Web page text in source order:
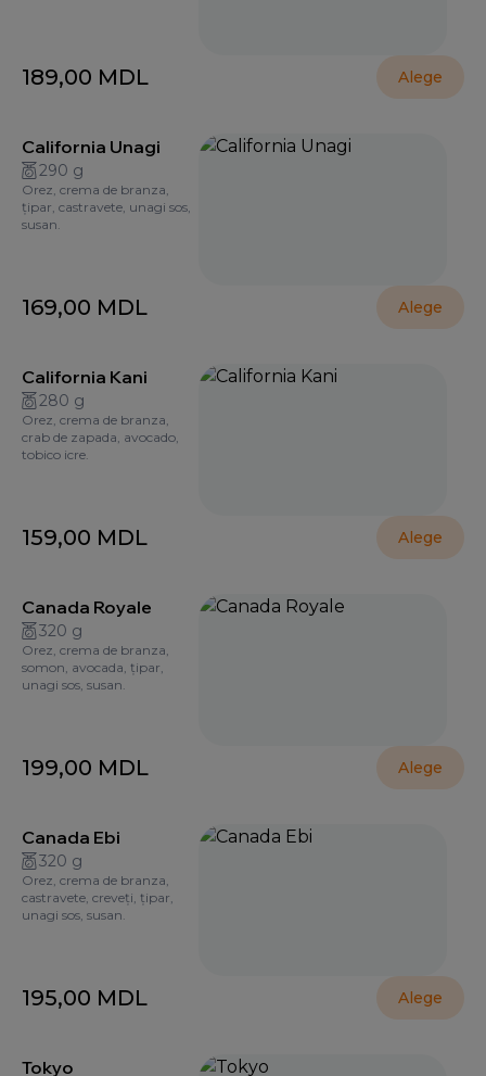
189,00 MDL Alege
California Unagi
290 g
Orez, crema de branza,
țipar, castravete, unagi sos,
susan.
169,00 MDL Alege
California Kani
280 g
Orez, crema de branza,
crab de zapada, avocado,
tobico icre.
159,00 MDL Alege
Canada Royale
320 g
Orez, crema de branza,
somon, avocada, țipar,
unagi sos, susan.
199,00 MDL Alege
Canada Ebi
320 g
Orez, crema de branza,
castravete, creveți, țipar,
unagi sos, susan.
195,00 MDL Alege
Tokyo